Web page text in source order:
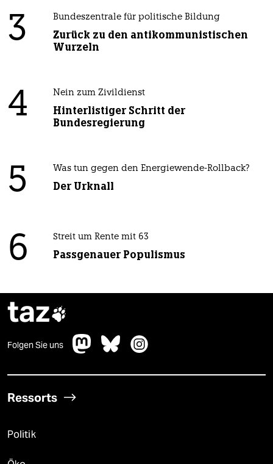
3 Bundeszentrale für politische Bildung
Zurück zu den antikommunistischen
Wurzeln
4 Nein zum Zivildienst
Hinterlistiger Schritt der
Bundesregierung
5 Was tun gegen den Energiewende-Rollback?
Der Urknall
6 Streit um Rente mit 63
Passgenauer Populismus
taz
Folgen Sie uns
Ressorts
Politik